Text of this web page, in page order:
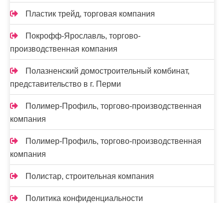
Пластик трейд, торговая компания
Покрофф-Ярославль, торгово-
производственная компания
Полазненский домостроительный комбинат,
представительство в г. Перми
Полимер-Профиль, торгово-производственная
компания
Полимер-Профиль, торгово-производственная
компания
Полистар, строительная компания
Политика конфиденциальности